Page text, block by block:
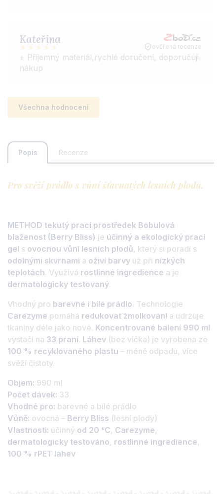
Všechna hodnocení
Kateřina
ověřená recenze
+ Příjemný materiál,rychlé doručení, doporučuji
nákup
Popis Recenze
Pro svěží prádlo s vůní šťavnatých lesních plodů.
METHOD tekutý prací prostředek Bobulová
blaženost (Berry Bliss) je účinný a ekologický prací
gel s ovocnou vůní lesních plodů, který si poradí s
odolnými skvrnami a oživí barvy už při nízkých
teplotách. Využívá rostlinné ingredience a je
dermatologicky testovaný.
Vhodný pro barevné i bílé prádlo. Technologie
Carezyme pomáhá redukovat žmolkování a udržuje
tkaniny déle jako nové. Koncentrované balení 990 ml
vystačí na 33 praní. Láhev (bez víčka) je vyrobena ze
100 % recyklovaného plastu – méně odpadu, více
svěží čistoty.
Objem: 990 ml
Počet dávek: 33
Vhodné pro: barevné a bílé prádlo
Vůně: ovocná – Berry Bliss (lesní plody)
Vlastnosti: účinný od 20 °C, Carezyme,
dermatologicky testováno, rostlinné ingredience,
100 % rPET láhev